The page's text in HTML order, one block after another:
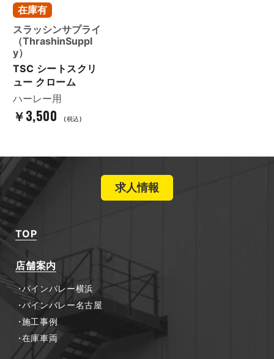
在庫有
スラッシンサプライ
（ThrashinSuppl
y）
TSC シートスクリ
ュー クローム
ハーレー用
￥3,500 (税込)
求人情報
TOP
店舗案内
パインバレー横浜
パインバレー名古屋
施工事例
在庫車両